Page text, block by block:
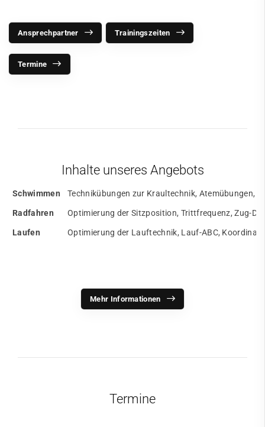
Ansprechpartner Trainingszeiten
Termine
Inhalte unseres Angebots
Schwimmen
Technikübungen zur Kraultechnik, Atemübungen,
Radfahren
Optimierung der Sitzposition, Trittfrequenz, Zug-
Laufen
Optimierung der Lauftechnik, Lauf-ABC,
Mehr Informationen
Termine